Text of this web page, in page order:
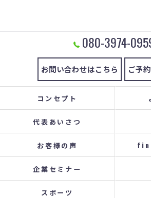
080-3974-
お問い合わせはこちら ご予
コンセプト
代表あいさつ
お客様の声
企業セミナー
スポーツ